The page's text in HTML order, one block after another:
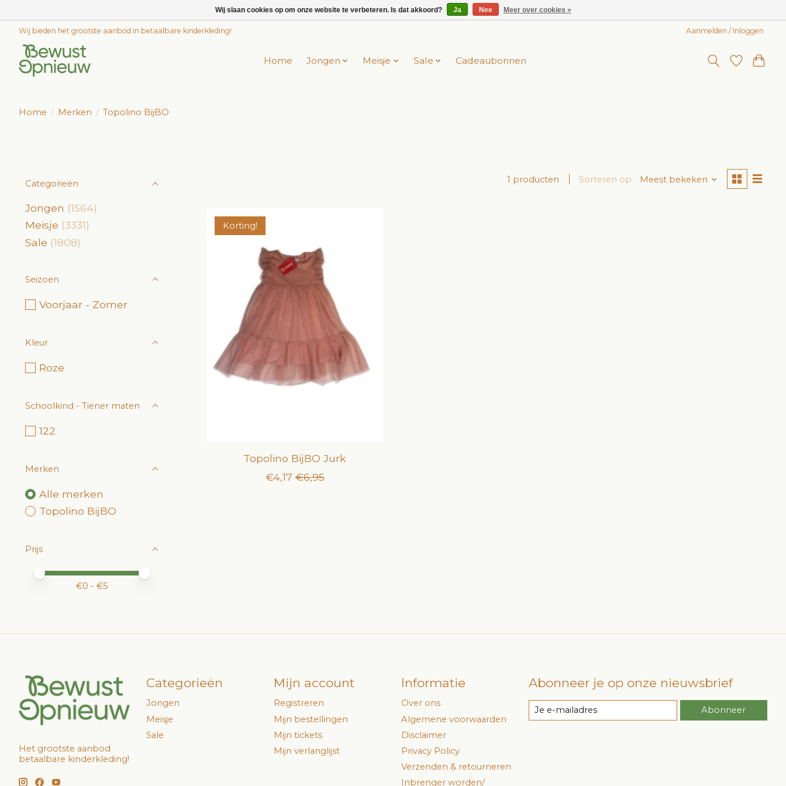
Wij bieden het grootste aanbod in betaalbare kinderkleding! Aanmelden / Inloggen
Home Jongen Meisje Sale Cadeaubonnen
Home / Merken / Topolino BijBO
Categorieën
Jongen (1564)
Meisje (3331)
Sale (1808)
Seizoen
Voorjaar - Zomer
Kleur
Roze
Schoolkind - Tiener maten
122
Merken
Alle merken
Topolino BijBO
Prijs
Minimale prijswaarde
Price maximum value
€0 - €5
1 producten Sorteren op Meest bekeken
Korting!
Topolino BijBO Jurk
€4,17 €6,95
Het grootste aanbod
betaalbare kinderkleding!
Categorieën
Jongen
Meisje
Sale
Mijn account
Registreren
Mijn bestellingen
Mijn tickets
Mijn verlanglijst
Informatie
Over ons
Algemene voorwaarden
Disclaimer
Privacy Policy
Verzenden & retourneren
Inbrenger worden/
Abonneer je op onze nieuwsbrief
Abonneer
Wij slaan cookies op om onze website te verbeteren. Is dat akkoord? Ja Nee Meer over cookies »